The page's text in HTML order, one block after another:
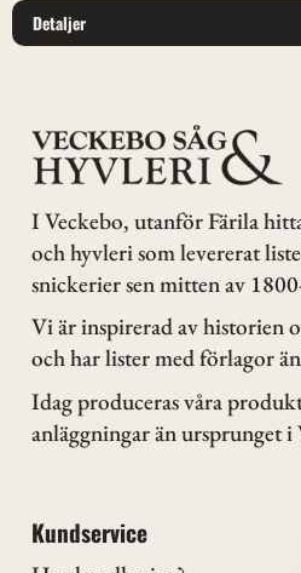
Detaljer
I Veckebo, utanför Färila
och hyvleri som levererat
snickerier sen mitten av
Vi är inspirerad av historien
och har lister med förlagor
Idag produceras våra
anläggningar än ursprunget i
Kundservice